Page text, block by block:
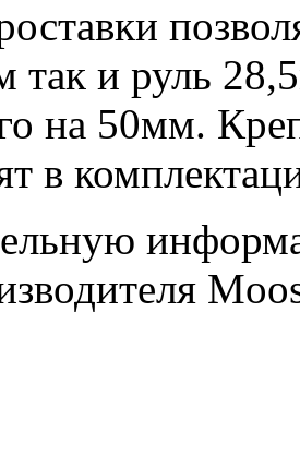
так и руль
на 50мм.
в